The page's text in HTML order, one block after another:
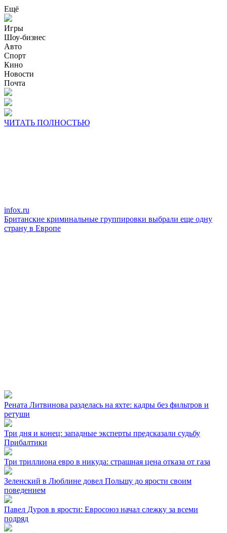
Ещё
Игры
Шоу-бизнес
Авто
Спорт
Кино
Новости
Почта
ЧИТАТЬ ПОЛНОСТЬЮ
infox.ru
Британские криминальные группировки выбрали еще одну
страну в Европе
Рената Литвинова разделась на яхте: кадры без фильтров и
ретуши
Три дня и конец: западные эксперты предсказали судьбу
Прибалтики
Три триллиона евро в никуда: страшная цена отказа от газа
Зеленский в Люблине довел Польшу до ярости своим
поведением
Павел Дуров в ярости: Евросоюз начал слежку за всеми
подряд